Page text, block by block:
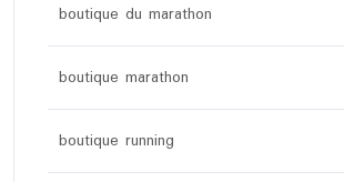
boutique du marathon
boutique marathon
boutique running